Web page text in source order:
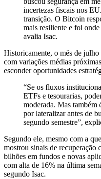
incertezas fiscais nos
transição. O Bitcoin
mais resiliente e foi
avalia Isac.
Historicamente, o mês de
com variações médias
esconder oportunidades
“Se os fluxos
ETFs e tesourarias,
moderada. Mas também
por lateralizar antes de
segundo semestre”,
Segundo ele, mesmo com a
mostrou sinais de recuperação
bilhões em fundos e novas
com alta de 16% na última
segundo Isac.